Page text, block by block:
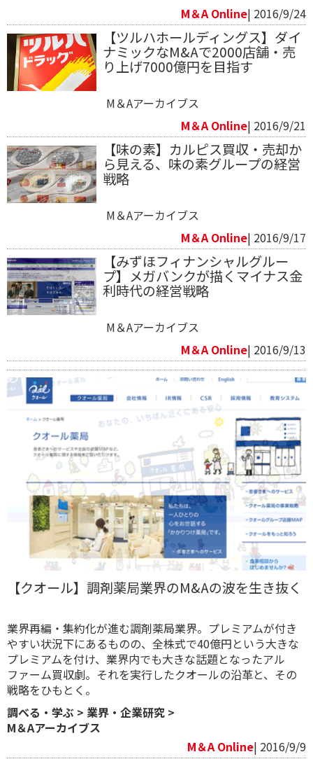
M＆A Online| 2016/9/24
【ツルハホールディングス】ダイ
ナミックなM&Aで2000店舗・売
り上げ7000億円を目指す
M＆Aアーカイブス
M＆A Online| 2016/9/21
【味の素】カルピス買収・売却か
ら見える、味の素グループの経営
戦略
M＆Aアーカイブス
M＆A Online| 2016/9/17
【みずほフィナンシャルグルー
プ】メガバンクが描くマイナス金
利時代の経営戦略
M＆Aアーカイブス
M＆A Online| 2016/9/13
【クオール】調剤薬局業界のM&Aの波を生き抜く
業界再編・集約化が進む調剤薬局業界。プレミアムが付き
やすい状況下にあるものの、全株式で40億円という大きな
プレミアムを付け、業界内でも大きな話題となったアル
ファーム買収劇。それを実行したクオールの沿革と、その
戦略をひもとく。
調べる・学ぶ > 業界・企業研究 >
M＆Aアーカイブス
M＆A Online| 2016/9/9